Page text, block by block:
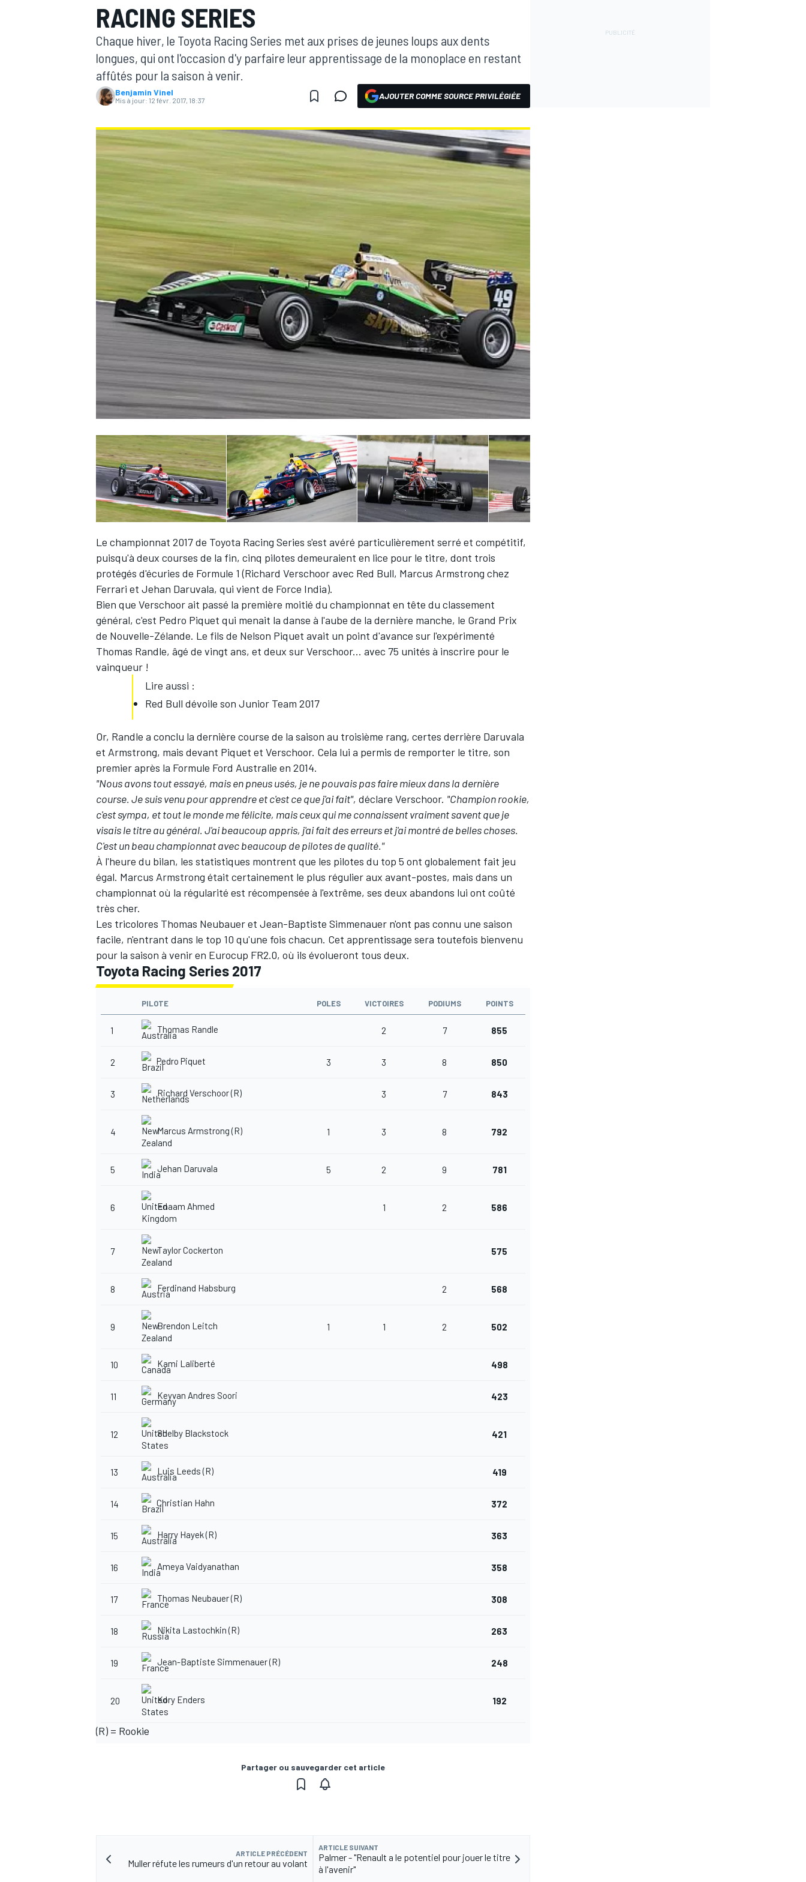
MOTOGP
WRC
WEC
AUTRES CHAMPIONNATS
RACING SERIES
Chaque hiver, le Toyota Racing Series met aux prises de jeunes loups aux dents
longues, qui ont l'occasion d'y parfaire leur apprentissage de la monoplace en restant
affûtés pour la saison à venir.
Benjamin Vinel
Mis à jour: 12 févr. 2017, 18:37 AJOUTER COMME SOURCE PRIVILÉGIÉE
Le championnat 2017 de Toyota Racing Series s'est avéré particulièrement serré et compétitif,
puisqu'à deux courses de la fin, cinq pilotes demeuraient en lice pour le titre, dont trois
protégés d'écuries de Formule 1 (Richard Verschoor avec Red Bull, Marcus Armstrong chez
Ferrari et Jehan Daruvala, qui vient de Force India).
Bien que Verschoor ait passé la première moitié du championnat en tête du classement
général, c'est Pedro Piquet qui menait la danse à l'aube de la dernière manche, le Grand Prix
de Nouvelle-Zélande. Le fils de Nelson Piquet avait un point d'avance sur l'expérimenté
Thomas Randle, âgé de vingt ans, et deux sur Verschoor... avec 75 unités à inscrire pour le
vainqueur !
Lire aussi :
Red Bull dévoile son Junior Team 2017
Or, Randle a conclu la dernière course de la saison au troisième rang, certes derrière Daruvala
et Armstrong, mais devant Piquet et Verschoor. Cela lui a permis de remporter le titre, son
premier après la Formule Ford Australie en 2014.
"Nous avons tout essayé, mais en pneus usés, je ne pouvais pas faire mieux dans la dernière
course. Je suis venu pour apprendre et c'est ce que j'ai fait", déclare Verschoor. "Champion rookie,
c'est sympa, et tout le monde me félicite, mais ceux qui me connaissent vraiment savent que je
visais le titre au général. J'ai beaucoup appris, j'ai fait des erreurs et j'ai montré de belles choses.
C'est un beau championnat avec beaucoup de pilotes de qualité."
À l'heure du bilan, les statistiques montrent que les pilotes du top 5 ont globalement fait jeu
égal. Marcus Armstrong était certainement le plus régulier aux avant-postes, mais dans un
championnat où la régularité est récompensée à l'extrême, ses deux abandons lui ont coûté
très cher.
Les tricolores Thomas Neubauer et Jean-Baptiste Simmenauer n'ont pas connu une saison
facile, n'entrant dans le top 10 qu'une fois chacun. Cet apprentissage sera toutefois bienvenu
pour la saison à venir en Eurocup FR2.0, où ils évolueront tous deux.
Toyota Racing Series 2017
PILOTE POLES VICTOIRES PODIUMS POINTS
1 Thomas Randle 2 7 855
2 Pedro Piquet 3 3 8 850
3 Richard Verschoor (R) 3 7 843
4 Marcus Armstrong (R) 1 3 8 792
5 Jehan Daruvala 5 2 9 781
6 Enaam Ahmed 1 2 586
7 Taylor Cockerton 575
8 Ferdinand Habsburg 2 568
9 Brendon Leitch 1 1 2 502
10 Kami Laliberté 498
11 Keyvan Andres Soori 423
12 Shelby Blackstock 421
13 Luis Leeds (R) 419
14 Christian Hahn 372
15 Harry Hayek (R) 363
16 Ameya Vaidyanathan 358
17 Thomas Neubauer (R) 308
18 Nikita Lastochkin (R) 263
19 Jean-Baptiste Simmenauer (R) 248
20 Kory Enders 192
(R) = Rookie
Partager ou sauvegarder cet article
ARTICLE PRÉCÉDENT
Muller réfute les rumeurs d'un retour au volant
ARTICLE SUIVANT
Palmer - "Renault a le potentiel pour jouer le titre
à l'avenir"